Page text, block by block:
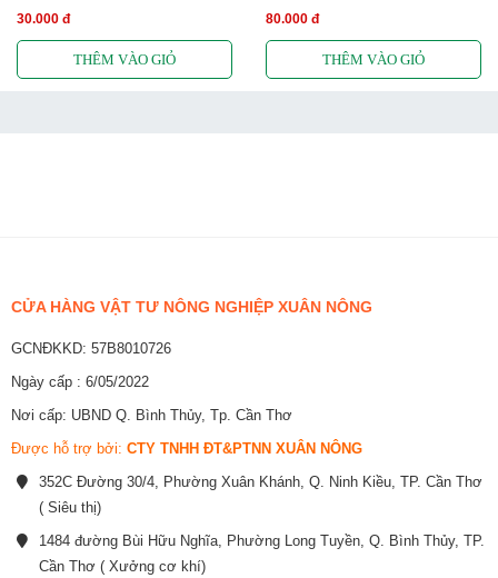
30.000 đ 80.000 đ
CỬA HÀNG VẬT TƯ NÔNG NGHIỆP XUÂN NÔNG
GCNĐKKD: 57B8010726
Ngày cấp : 6/05/2022
Nơi cấp: UBND Q. Bình Thủy, Tp. Cần Thơ
Được hỗ trợ bởi: CTY TNHH ĐT&PTNN XUÂN NÔNG
352C Đường 30/4, Phường Xuân Khánh, Q. Ninh Kiều, TP. Cần Thơ
( Siêu thị)
1484 đường Bùi Hữu Nghĩa, Phường Long Tuyền, Q. Bình Thủy, TP.
Cần Thơ ( Xưởng cơ khí)